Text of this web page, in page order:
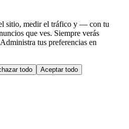
sitio, medir el tráfico y — con tu
que ves. Siempre verás
tus preferencias en
todo Aceptar todo